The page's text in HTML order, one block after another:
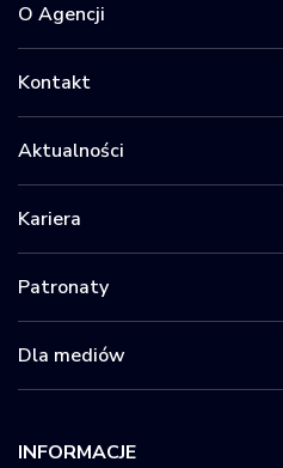
O Agencji
Kontakt
Aktualności
Kariera
Patronaty
Dla mediów
INFORMACJE